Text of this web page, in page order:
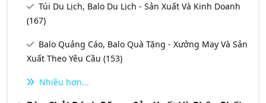
Túi Du Lịch, Balo Du Lịch - Sản Xuất Và Kinh Doanh
(167)
Balo Quảng Cáo, Balo Quà Tặng - Xưởng May Và Sản
Xuất Theo Yêu Cầu (153)
Nhiều hơn...